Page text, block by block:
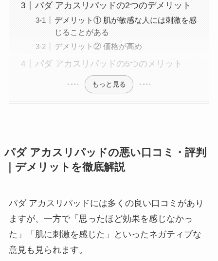
パダ アカスリパッドの2つのデメリット
デメリット① 肌が敏感な人には刺激を感
じることがある
デメリット② 価格が高め
パダ アカスリパッドの5つのメリット
もっと見る
パダ アカスリパッドの悪い口コミ・評判
｜デメリットを徹底解説
パダ アカスリパッドには多くの良い口コミがあり
ますが、一方で「思ったほど効果を感じなかっ
た」「肌に刺激を感じた」といったネガティブな
意見も見られます。